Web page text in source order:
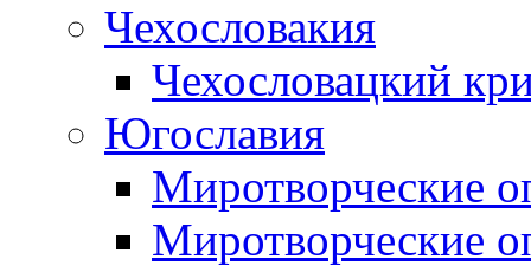
Чехословакия
Чехословацкий
Югославия
Миротворческие
Миротворческие